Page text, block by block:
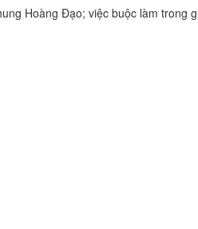
Hoàng Đạo; việc buộc làm trong